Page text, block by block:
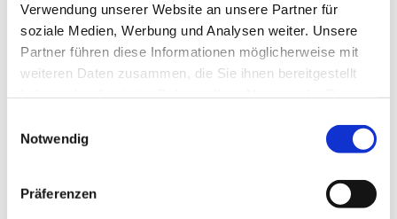
Verwendung unserer Website an unsere Partner für
soziale Medien, Werbung und Analysen weiter. Unsere
Partner führen diese Informationen möglicherweise mit
weiteren Daten zusammen, die Sie ihnen bereitgestellt
Notwendig
Präferenzen
Viele Hausverwaltungen fragen sich:
„Wie gehe ich das Thema Bauwerksbuch
praktisch an?“ Wir zeigen praxisnah, wie
Sie effizient starten, Fristen einhalten und
Bestand übertragen. Ausgangssituation
Neubauten, Zu- und Umbauten sind